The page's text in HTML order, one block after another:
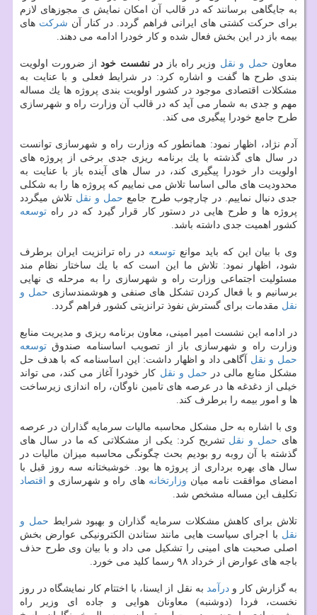
به جایگاهی برسانند كه در قالب آن امكان نمایش ی مجوزهای لازم
برای حركت كشتی های ایرانی فراهم گردد. در كنار آن شركت های
بیمه باز در این بخش فعال شده و كار خودرا ادامه می دهند.
معاون حمل و نقل وزیر راه باز در نشست خوداز ضرورت اولویت
بندی طرح ها گفت و اشاره كرد: در شرایط فعلی و با عنایت به
مشكلات اقتصادی موجود در كشور اولویت بندی پروژه ها یك مساله
مهم و جدی به شمار می آید كه در قالب آن وزارت راه و شهرسازی
طرح جامع خودرا پیگیری می كند.
آدم نژاد، اظهار نمود: همانطور كه وزارت راه و شهرسازی توانست
در سال های گذشته با یك برنامه ریزی جدی برخی از پروژه های
اولویت دار خودرا پیگیری كند، در سال های آینده باز با عنایت به
محدودیت های مالی اساسا تلاش می نماییم كه پروژه ها را به شكلی
جدی دنبال نماییم. در چارچوب طرح جامع حمل و نقل تلاش میگردد
پروژه ها و طرح هایی در دستور كار قرار گیرد كه در راه توسعه
كشور اهمیت جدی داشته باشد.
وی با بیان این كه باید موانع توسعه در راه ترانزیت ایران برطرف
شود، اظهار نمود: تلاش ما این است كه با یك ساختار نظام مند
مسئولیت اجتماعی وزارت راه و شهرسازی را به مرحله ی نهایی
برسانیم و با فعال كردن تشكل های صنفی و هوشمندسازی حمل و
نقل مقدمات برای گسترش نفوذ ترانزیتی كشور فراهم گردد.
در ادامه این نشست امیر امینی، معاون برنامه ریزی و مدیریت منابع
وزارت راه و شهرسازی باز از تصویب اساسنامه صندوق توسعه
حمل و نقل آگاهی داد و اظهار داشت: این اساسنامه كه با هدف حل
مشكل منابع مالی در حمل و نقل كار خودرا آغاز می كند، می تواند
خیلی از دغدغه ها در عرصه های تامین ناوگان، راه اندازی زیرساخت
ها و امور بیمه را برطرف كند.
وی با اشاره به حل مشكل محاسبه مالیات سرمایه گذاران در عرصه
های حمل و نقل تشریح كرد: یكی از مشكلاتی كه ما در سال های
گذشته با آن روبه رو بودیم بحث چگونگی محاسبه میزان مالیات در
سال های بهره برداری از پروژه ها بود. خوشبختانه سه روز قبل با
امضای موافقت نامه میان وزارتخانه های راه و شهرسازی و
اقتصاد
تكلیف این مساله مشخص شد.
تلاش برای كاهش مشكلات سرمایه گذاران و بهبود شرایط حمل و
نقل با اجرای سیاست هایی مانند ستاندن الكترونیكی عوارض بخش
اصلی صحبت های امینی را تشكیل می داد و با بیان وی طرح حذف
باجه های عوارض از خرداد ۹۸ رسما كلید می خورد.
به گزارش كار ودرآمد به نقل از ایسنا، با اختتام كار نمایشگاه در روز
نخست، فردا (دوشنبه) معاونان هوایی و جاده ای وزیر راه